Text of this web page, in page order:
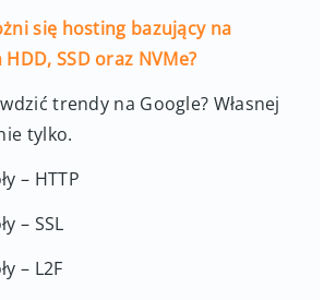
się hosting bazujący na
HDD, SSD oraz NVMe?
trendy na Google? Własnej
tylko.
– HTTP
– SSL
– L2F